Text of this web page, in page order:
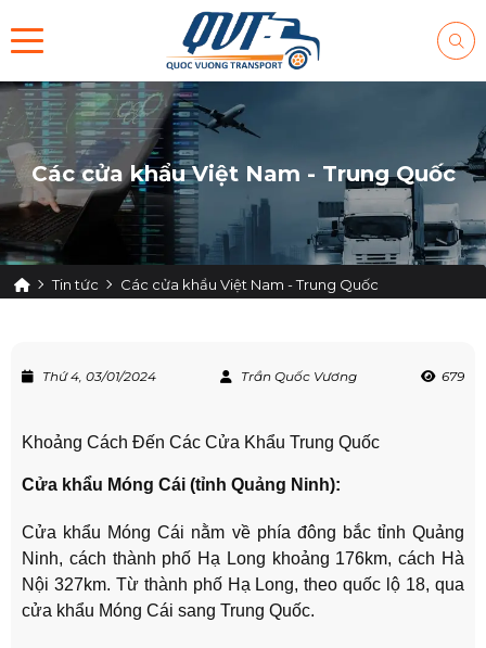
Các cửa khẩu Việt Nam - Trung Quốc
Tin tức Các cửa khẩu Việt Nam - Trung Quốc
Thứ 4, 03/01/2024 Trần Quốc Vương 679
Khoảng Cách Đến Các Cửa Khẩu Trung Quốc
Cửa khẩu Móng Cái (tỉnh Quảng Ninh):
Cửa khẩu Móng Cái nằm về phía đông bắc tỉnh Quảng
Ninh, cách thành phố Hạ Long khoảng 176km, cách Hà
Nội 327km. Từ thành phố Hạ Long, theo quốc lộ 18, qua
cửa khẩu Móng Cái sang Trung Quốc.